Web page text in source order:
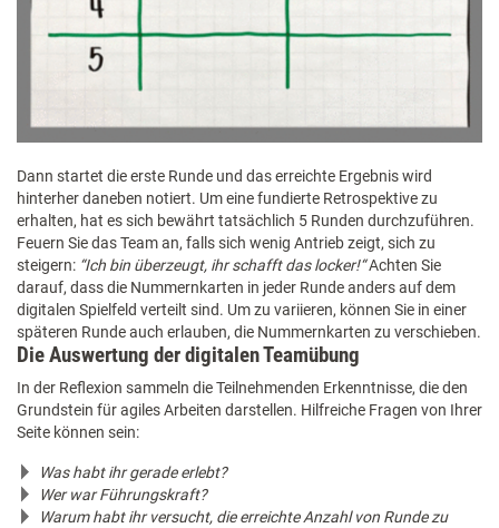
Dann startet die erste Runde und das erreichte Ergebnis wird
hinterher daneben notiert. Um eine fundierte Retrospektive zu
erhalten, hat es sich bewährt tatsächlich 5 Runden durchzuführen.
Feuern Sie das Team an, falls sich wenig Antrieb zeigt, sich zu
steigern: “Ich bin überzeugt, ihr schafft das locker!“Achten Sie
darauf, dass die Nummernkarten in jeder Runde anders auf dem
digitalen Spielfeld verteilt sind. Um zu variieren, können Sie in einer
späteren Runde auch erlauben, die Nummernkarten zu verschieben.
Die Auswertung der digitalen Teamübung
In der Reflexion sammeln die Teilnehmenden Erkenntnisse, die den
Grundstein für agiles Arbeiten darstellen. Hilfreiche Fragen von Ihrer
Seite können sein:
Was habt ihr gerade erlebt?
Wer war Führungskraft?
Warum habt ihr versucht, die erreichte Anzahl von Runde zu